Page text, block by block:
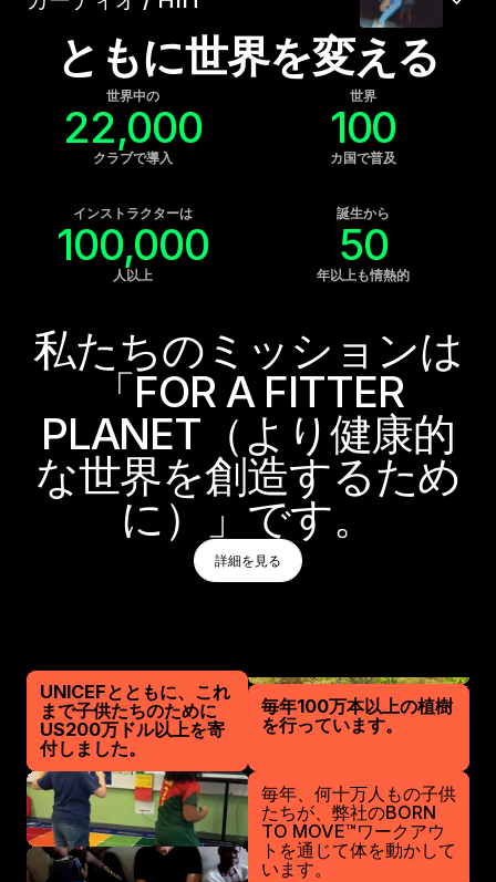
ともに世界を変える
世界中の
22,000
クラブで導入
世界
100
カ国で普及
インストラクターは
100,000
人以上
誕生から
50
年以上も情熱的
私たちのミッションは
「FOR A FITTER
PLANET（より健康的
な世界を創造するため
に）」です。
詳細を見る
詳細を見る
PLAY
PLAY
play
UNICEFとともに、これ
まで子供たちのために
US200万ドル以上を寄
付しました。
毎年100万本以上の植樹
を行っています。
毎年、何十万人もの子供
たちが、弊社のBORN
TO MOVE™ワークアウ
トを通じて体を動かして
います。